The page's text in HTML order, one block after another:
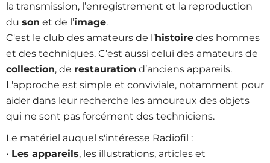
la transmission, l’enregistrement et la reproduction
du son et de l’image.
C'est le club des amateurs de l’histoire des hommes
et des techniques. C’est aussi celui des amateurs de
collection, de restauration d’anciens appareils.
L'approche est simple et conviviale, notamment pour
aider dans leur recherche les amoureux des objets
qui ne sont pas forcément des techniciens.
Le matériel auquel s'intéresse Radiofil :
• Les appareils, les illustrations, articles et